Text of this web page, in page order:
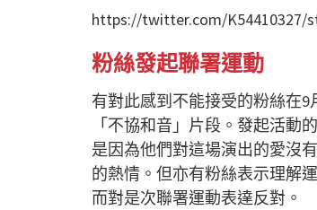
https://twitter.com/K54410327/
粉絲發起聯署運動
有對此感到不能接受的粉絲在
「不協和音」片段。發起活動
是因為他們對這場演出的愛沒
的熱情。但亦有粉絲表示理解
而對是次聯署運動表達反對。